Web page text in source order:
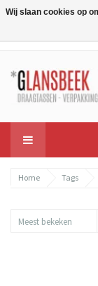
Home Tags
Meest bekeken
Wij slaan cookies op